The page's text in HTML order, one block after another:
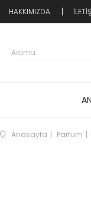
HAKKIMIZDA.
Anasayfa Parfüm